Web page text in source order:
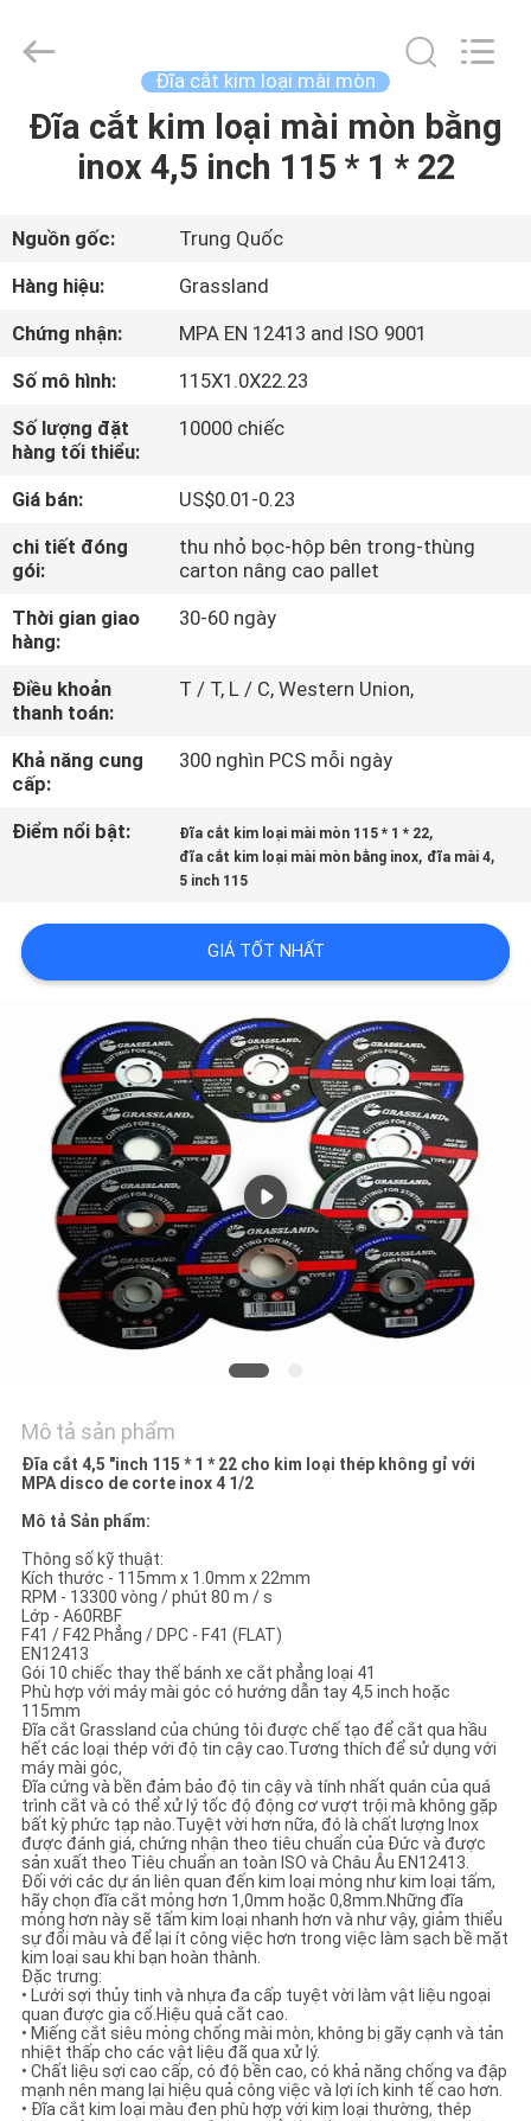
TRANG
CÁC
SẢN
PHẨM
VỀ
CHÚNG
THAM
NHÀ
MÁY
KIỂM
SOÁT
CHẤT
LIÊN
HỆ
CHÚNG
TIN
TỨC
CÁC
TRƯỜNG
SƠ
ĐỒ
TRANG
WEB
PRIVACY
POLICY
Wheel
Manufacturing
Reserved.
Đĩa cắt kim loại mài mòn
Đĩa cắt kim loại mài mòn bằng
inox 4,5 inch 115 * 1 * 22
Nguồn gốc:
Trung Quốc
Hàng hiệu:
Grassland
Chứng nhận:
MPA EN 12413 and ISO 9001
Số mô hình:
115X1.0X22.23
Số lượng đặt
hàng tối thiểu:
10000 chiếc
Giá bán:
US$0.01-0.23
chi tiết đóng
gói:
thu nhỏ bọc-hộp bên trong-thùng
carton nâng cao pallet
Thời gian giao
hàng:
30-60 ngày
Điều khoản
thanh toán:
T / T, L / C, Western Union,
Khả năng cung
cấp:
300 nghìn PCS mỗi ngày
Điểm nổi bật: Đĩa cắt kim loại mài mòn 115 * 1 * 22,
đĩa cắt kim loại mài mòn bằng inox, đĩa mài 4,
5 inch 115
GIÁ TỐT NHẤT
Mô tả sản phẩm
Đĩa cắt 4,5 "inch 115 * 1 * 22 cho kim loại thép không gỉ với
MPA disco de corte inox 4 1/2
Mô tả Sản phẩm:
Thông số kỹ thuật:
Kích thước - 115mm x 1.0mm x 22mm
RPM - 13300 vòng / phút 80 m / s
Lớp - A60RBF
F41 / F42 Phẳng / DPC - F41 (FLAT)
EN12413
Gói 10 chiếc thay thế bánh xe cắt phẳng loại 41
Phù hợp với máy mài góc có hướng dẫn tay 4,5 inch hoặc
115mm
Đĩa cắt Grassland của chúng tôi được chế tạo để cắt qua hầu
hết các loại thép với độ tin cậy cao.Tương thích để sử dụng với
máy mài góc,
Đĩa cứng và bền đảm bảo độ tin cậy và tính nhất quán của quá
trình cắt và có thể xử lý tốc độ động cơ vượt trội mà không gặp
bất kỳ phức tạp nào.Tuyệt vời hơn nữa, đó là chất lượng Inox
được đánh giá, chứng nhận theo tiêu chuẩn của Đức và được
sản xuất theo Tiêu chuẩn an toàn ISO và Châu Âu EN12413.
Đối với các dự án liên quan đến kim loại mỏng như kim loại tấm,
hãy chọn đĩa cắt mỏng hơn 1,0mm hoặc 0,8mm.Những đĩa
mỏng hơn này sẽ tấm kim loại nhanh hơn và như vậy, giảm thiểu
sự đổi màu và để lại ít công việc hơn trong việc làm sạch bề mặt
kim loại sau khi bạn hoàn thành.
Đặc trưng:
• Lưới sợi thủy tinh và nhựa đa cấp tuyệt vời làm vật liệu ngoại
quan được gia cố.Hiệu quả cắt cao.
• Miếng cắt siêu mỏng chống mài mòn, không bị gãy cạnh và tản
nhiệt thấp cho các vật liệu đã qua xử lý.
• Chất liệu sợi cao cấp, có độ bền cao, có khả năng chống va đập
mạnh nên mang lại hiệu quả công việc và lợi ích kinh tế cao hơn.
• Đĩa cắt kim loại màu đen phù hợp với kim loại thường, thép